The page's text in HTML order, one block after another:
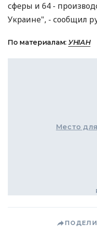
сферы и 64 -
Украине", - сообщил
По материалам: УНІАН
Место